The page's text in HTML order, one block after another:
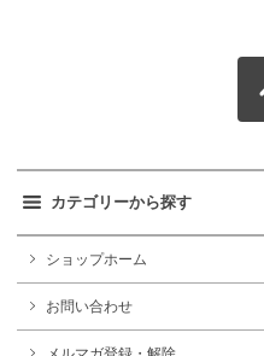
カテゴリーから探す
ショップホーム
お問い合わせ